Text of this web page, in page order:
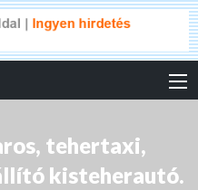
tehertaxi,
kisteherautó.